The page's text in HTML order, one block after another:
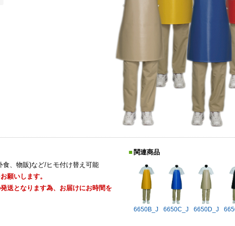
、物販)など/ヒモ付け替え可能
願いします。
送となります為、お届けにお時間を
関連商品
6650B_J 6650C_J 6650D_J